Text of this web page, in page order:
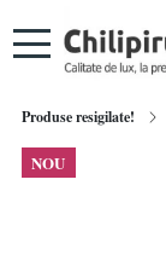
Produse resigilate!
NOU